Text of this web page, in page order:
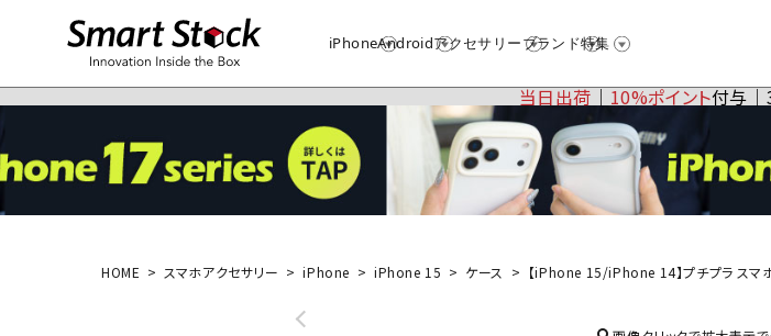
iPhoneAndroidアクセサリーブランド特集
当日出荷│10%ポイント付与
HOME スマホアクセサリー iPhone iPhone 15 ケース 【iPhone 15/iPhone 14】プチプラ スマホ